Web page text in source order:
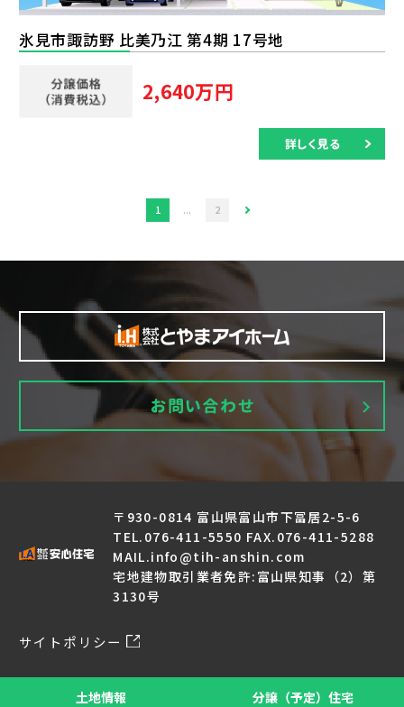
土地情報 分譲（予定）住宅
氷見市諏訪野 比美乃江 第4期 17号地
2,640万円
1 ... 2
〒930-0814 富山県富山市下冨居2-5-6
TEL.076-411-5550 FAX.076-411-5288
MAIL.info@tih-anshin.com
宅地建物取引業者免許:富山県知事（2）第
3130号
サイトポリシー